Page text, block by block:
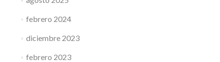
febrero 2024
diciembre 2023
febrero 2023